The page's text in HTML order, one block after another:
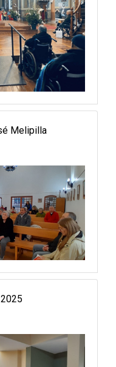
Melipilla